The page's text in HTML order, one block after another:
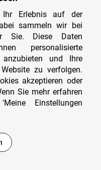
erreichbar
210
Ihr Erlebnis auf der
sammeln wir bei
Sie. Diese Daten
personalisierte
anzubieten und Ihre
zu verfolgen.
akzeptieren oder
Sie mehr erfahren
Einstellungen